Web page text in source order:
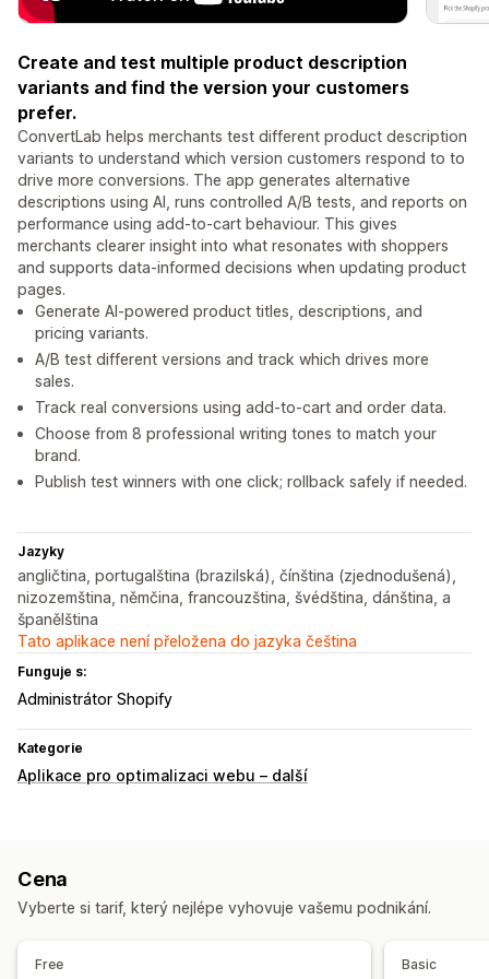
Create and test multiple product description
variants and find the version your customers
prefer.
ConvertLab helps merchants test different product description
variants to understand which version customers respond to to
drive more conversions. The app generates alternative
descriptions using AI, runs controlled A/B tests, and reports on
performance using add-to-cart behaviour. This gives
merchants clearer insight into what resonates with shoppers
and supports data-informed decisions when updating product
pages.
Generate AI-powered product titles, descriptions, and
pricing variants.
A/B test different versions and track which drives more
sales.
Track real conversions using add-to-cart and order data.
Choose from 8 professional writing tones to match your
brand.
Publish test winners with one click; rollback safely if needed.
Jazyky
angličtina, portugalština (brazilská), čínština (zjednodušená),
nizozemština, němčina, francouzština, švédština, dánština, a
španělština
Tato aplikace není přeložena do jazyka čeština
Funguje s:
Administrátor Shopify
Kategorie
Aplikace pro optimalizaci webu – další
Cena
Vyberte si tarif, který nejlépe vyhovuje vašemu podnikání.
Free Basic